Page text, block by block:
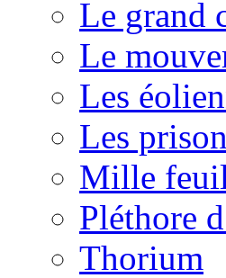
Le grand
Le
Les
Les
Mille
Pléthore
Thorium